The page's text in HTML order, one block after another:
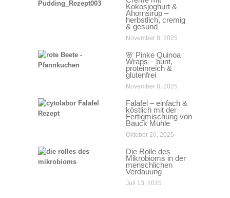
Kokosjoghurt &
Ahornsirup –
herbstlich, cremig
& gesund
November 8, 2025
🌸 Pinke Quinoa
Wraps – bunt,
proteinreich &
glutenfrei
November 8, 2025
Falafel – einfach &
köstlich mit der
Fertigmischung von
Bauck Mühle
Oktober 26, 2025
Die Rolle des
Mikrobioms in der
menschlichen
Verdauung
Juli 13, 2025